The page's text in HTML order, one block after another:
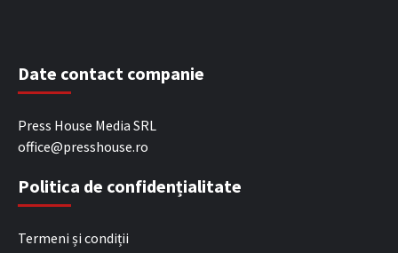
Date contact companie
Press House Media SRL
office@presshouse.ro
Politica de confidențialitate
Termeni și condiții